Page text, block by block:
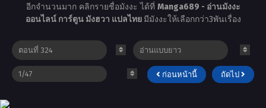
อีกจำนวนมาก คลิกรายชื่อมังงะ ได้ที่ Manga689 - อ่านมังงะ
ออนไลน์ การ์ตูน มังฮวา แปลไทย มีมังงะให้เลือกกว่า3พันเรื่อง
ก่อนหน้านี้ ถัดไป